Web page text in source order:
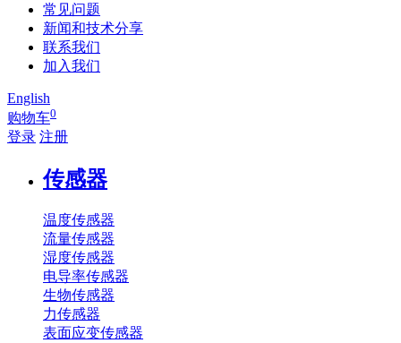
常见问题
新闻和技术分享
联系我们
加入我们
English
购物车0
登录 注册
传感器
温度传感器
流量传感器
湿度传感器
电导率传感器
生物传感器
力传感器
表面应变传感器